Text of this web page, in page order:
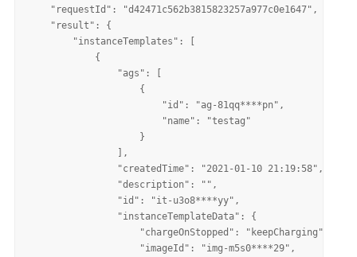
    "requestId": "d42471c562b3815823257a977c0e1647",
    "result": {
        "instanceTemplates": [
            {
                "ags": [
                    {
                        "id": "ag-81qq****pn",
                        "name": "testag"
                    }
                ],
                "createdTime": "2021-01-10 21:19:58",
                "description": "",
                "id": "it-u3o8****yy",
                "instanceTemplateData": {
                    "chargeOnStopped": "keepCharging",
                    "imageId": "img-m5s0****29",